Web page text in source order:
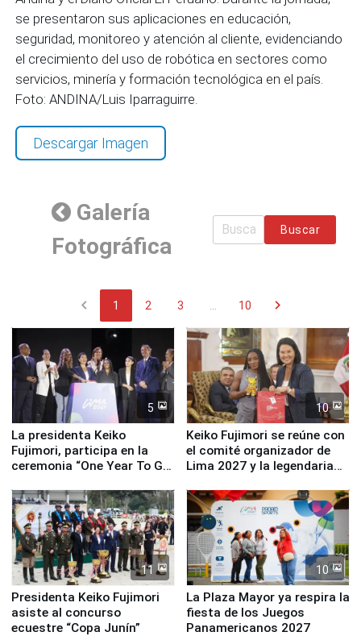
se presentaron sus aplicaciones en educación,
seguridad, monitoreo y atención al cliente, evidenciando
el crecimiento del uso de robótica en sectores como
servicios, minería y formación tecnológica en el país.
Foto: ANDINA/Luis Iparraguirre.
Descargar Imagen
Galería
Fotográfica
Buscar
chevron_left 1 2 3 10 chevron_right
5
La presidenta Keiko
Fujimori, participa en la
ceremonia “One Year To Go
10
Keiko Fujimori se reúne con
el comité organizador de
Lima 2027 y la legendaria
11
Presidenta Keiko Fujimori
asiste al concurso
ecuestre “Copa Junín”
10
La Plaza Mayor ya respira la
fiesta de los Juegos
Panamericanos 2027